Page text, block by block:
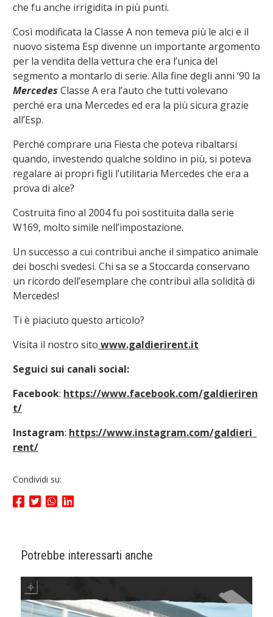
che fu anche irrigidita in più punti.
Così modificata la Classe A non temeva più le alci e il
nuovo sistema Esp divenne un importante argomento
per la vendita della vettura che era l’unica del
segmento a montarlo di serie. Alla fine degli anni ‘90 la
Mercedes Classe A era l’auto che tutti volevano
perché era una Mercedes ed era la più sicura grazie
all’Esp.
Perché comprare una Fiesta che poteva ribaltarsi
quando, investendo qualche soldino in più, si poteva
regalare ai propri figli l’utilitaria Mercedes che era a
prova di alce?
Costruita fino al 2004 fu poi sostituita dalla serie
W169, molto simile nell’impostazione.
Un successo a cui contribuì anche il simpatico animale
dei boschi svedesi. Chi sa se a Stoccarda conservano
un ricordo dell’esemplare che contribuì alla solidità di
Mercedes!
Ti è piaciuto questo articolo?
Visita il nostro sito www.galdierirent.it
Seguici sui canali social:
Facebook: https://www.facebook.com/galdieriren
t/
Instagram: https://www.instagram.com/galdieri_
rent/
Condividi su:
Potrebbe interessarti anche